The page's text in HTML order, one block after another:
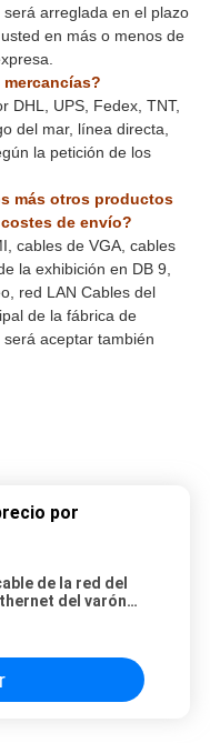
arreglada en el plazo
en más o menos de
DHL, UPS, Fedex, TNT,
del mar, línea directa,
la petición de los
más otros productos
de envío?
cables de VGA, cables
la exhibición en DB 9,
red LAN Cables del
de la fábrica de
aceptar también
por
de la red del
del varón